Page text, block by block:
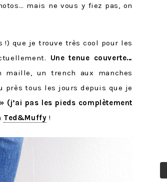
mais ne vous y fiez pas, on
que je trouve très cool pour les
Une tenue couverte…
maille, un trench aux manches
près tous les jours depuis que je
(j’ai pas les pieds complètement
Ted&Muffy !